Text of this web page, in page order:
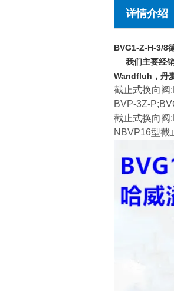
详情介绍
BVG1-Z-H-3/8
我们主要经销
Wandfluh，丹
截止式换向阀
BVP-3Z-
截止式换向阀
NBVP16型截